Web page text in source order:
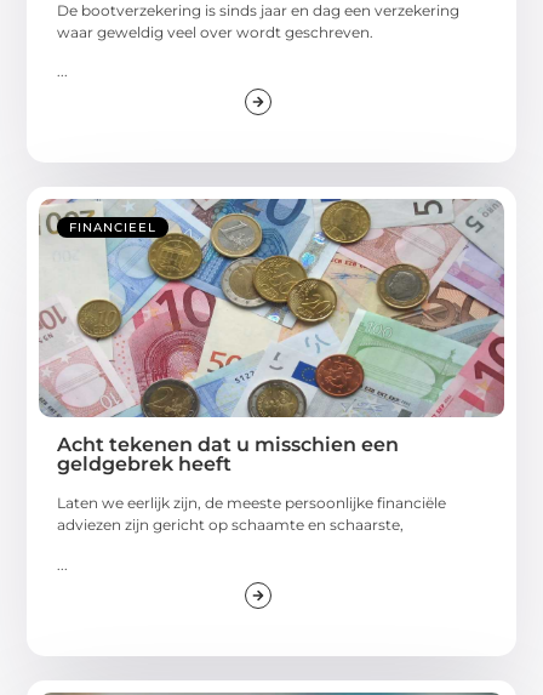
De bootverzekering is sinds jaar en dag een verzekering
waar geweldig veel over wordt geschreven.
...
FINANCIEEL
Acht tekenen dat u misschien een
geldgebrek heeft
Laten we eerlijk zijn, de meeste persoonlijke financiële
adviezen zijn gericht op schaamte en schaarste,